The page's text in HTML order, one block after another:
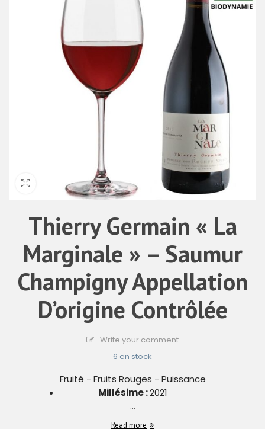
Thierry Germain « La
Marginale » – Saumur
Champigny Appellation
D’origine Contrôlée
Write your comment
6 en stock
Fruité - Fruits Rouges - Puissance
Millésime :2021
...
Read more